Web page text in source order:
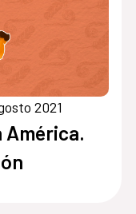
2021
América.